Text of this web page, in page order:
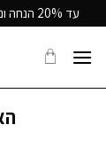
to
content
עד 20% הנחה ונרתיק איפור מתנה בכל רכישה! לשאלות: